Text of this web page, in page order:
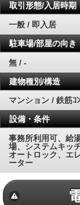
取引形態/入居時期
一般 / 即入居
駐車場/部屋の向き
無 / -
建物種別/構造
マンション / 鉄筋ｺ
設備・条件
事務所利用可、給
場、システムキッ
オートロック、エ
ーター